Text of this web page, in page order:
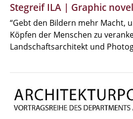
Stegreif ILA | Graphic
“Gebt den Bildern mehr Macht,
Köpfen der Menschen zu
Landschaftsarchitekt und